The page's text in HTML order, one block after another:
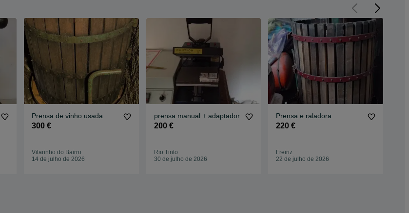
Prensa de vinho usada
300 €
Vilarinho do Bairro
14 de julho de 2026
prensa manual + adaptador
200 €
Rio Tinto
30 de julho de 2026
Prensa e raladora
220 €
Freiriz
22 de julho de 2026